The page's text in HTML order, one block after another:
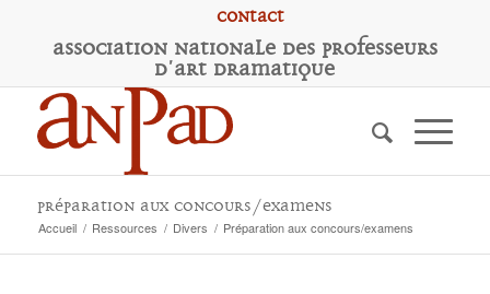
Contact
Association Nationale des Professeurs
d'Art Dramatique
Préparation aux concours/examens
Accueil / Ressources / Divers / Préparation aux concours/examens